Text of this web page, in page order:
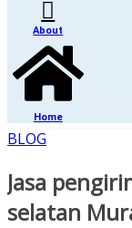
About
Home
BLOG
Jasa
selatan